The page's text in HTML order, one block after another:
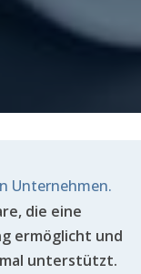
Unternehmen.
die eine
ermöglicht und
unterstützt.